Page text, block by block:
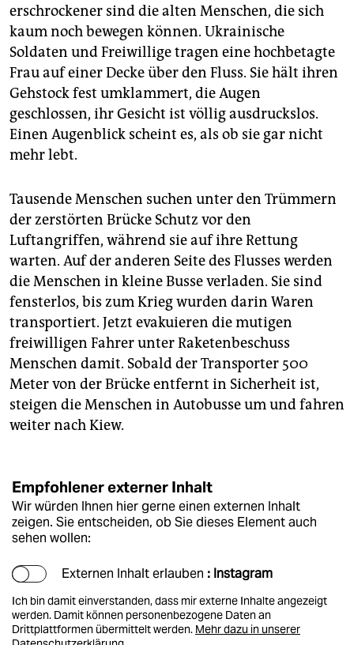
erschrockener sind die alten Menschen, die sich
kaum noch bewegen können. Ukrainische
Soldaten und Freiwillige tragen eine hochbetagte
Frau auf einer Decke über den Fluss. Sie hält ihren
Gehstock fest umklammert, die Augen
geschlossen, ihr Gesicht ist völlig ausdruckslos.
Einen Augenblick scheint es, als ob sie gar nicht
mehr lebt.
Tausende Menschen suchen unter den Trümmern
der zerstörten Brücke Schutz vor den
Luftangriffen, während sie auf ihre Rettung
warten. Auf der anderen Seite des Flusses werden
die Menschen in kleine Busse verladen. Sie sind
fensterlos, bis zum Krieg wurden darin Waren
transportiert. Jetzt evakuieren die mutigen
freiwilligen Fahrer unter Raketenbeschuss
Menschen damit. Sobald der Transporter 500
Meter von der Brücke entfernt in Sicherheit ist,
steigen die Menschen in Autobusse um und fahren
weiter nach Kiew.
Empfohlener externer Inhalt
Wir würden Ihnen hier gerne einen externen Inhalt
zeigen. Sie entscheiden, ob Sie dieses Element auch
sehen wollen:
Externen Inhalt erlauben : Instagram
Ich bin damit einverstanden, dass mir externe Inhalte angezeigt
werden. Damit können personenbezogene Daten an
Drittplattformen übermittelt werden. Mehr dazu in unserer